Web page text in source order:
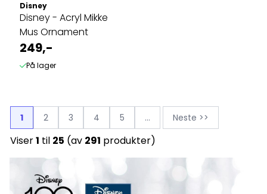
Disney
Disney - Acryl Mikke
Mus Ornament
249,-
På lager
1 2 3 4 5 ... Neste >>
Viser1 til 25 (av 291 produkter)